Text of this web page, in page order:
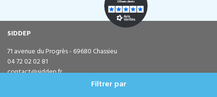
SIDDEP
71 avenue du Progrès - 69680 Chassieu
04 72 02 02 81
contact@siddep.fr
Filtrer par